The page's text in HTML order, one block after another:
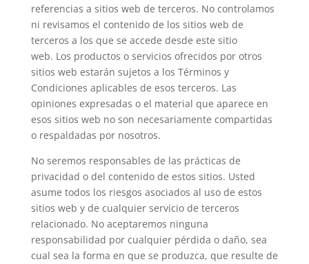
referencias a sitios web de terceros. No controlamos
ni revisamos el contenido de los sitios web de
terceros a los que se accede desde este sitio
web. Los productos o servicios ofrecidos por otros
sitios web estarán sujetos a los Términos y
Condiciones aplicables de esos terceros. Las
opiniones expresadas o el material que aparece en
esos sitios web no son necesariamente compartidas
o respaldadas por nosotros.
No seremos responsables de las prácticas de
privacidad o del contenido de estos sitios. Usted
asume todos los riesgos asociados al uso de estos
sitios web y de cualquier servicio de terceros
relacionado. No aceptaremos ninguna
responsabilidad por cualquier pérdida o daño, sea
cual sea la forma en que se produzca, que resulte de